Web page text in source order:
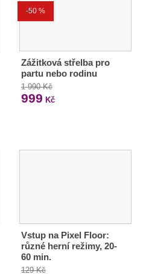
-50 %
Zážitková střelba pro
partu nebo rodinu
1 990 Kč
999 Kč
Vstup na Pixel Floor:
různé herní režimy, 20-
60 min.
129 Kč